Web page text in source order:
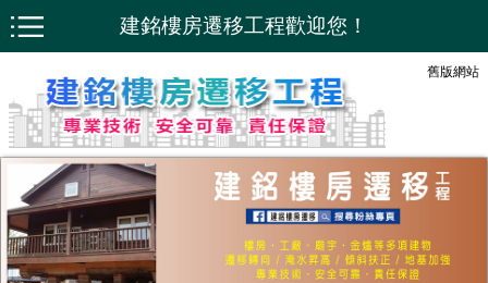
舊版網站
建銘樓房遷移工程歡迎您！